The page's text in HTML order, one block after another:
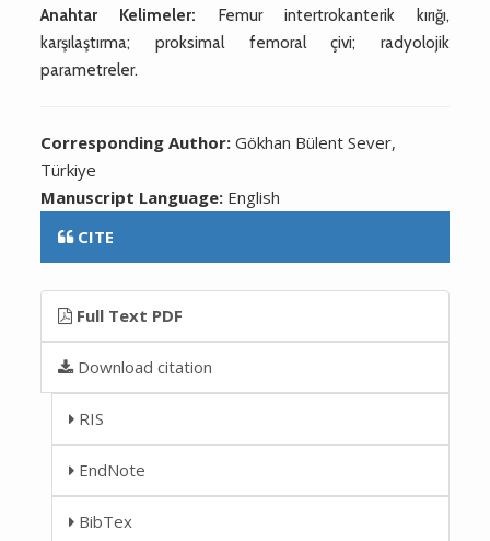
Anahtar Kelimeler: Femur intertrokanterik kırığı,
karşılaştırma; proksimal femoral çivi; radyolojik
parametreler.
Corresponding Author:Gökhan Bülent Sever,
Türkiye
Manuscript Language: English
CITE
Full Text PDF
Download citation
RIS
EndNote
BibTex